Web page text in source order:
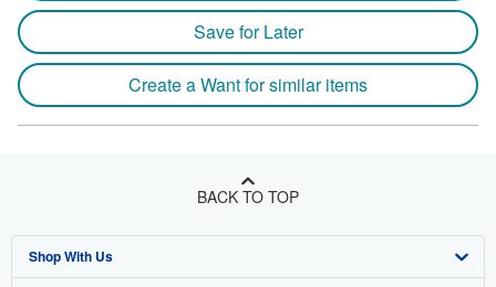
Save for Later
Create a Want for similar items
BACK TO TOP
Shop With Us